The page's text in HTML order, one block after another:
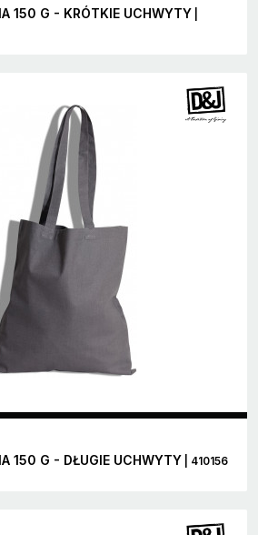
150 G - KRÓTKIE UCHWYTY
150 G - DŁUGIE UCHWYTY | 410156